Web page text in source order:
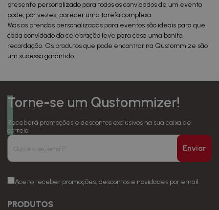
presente personalizado para todos os convidados de um evento
pode, por vezes, parecer uma tarefa complexa.
Mas as prendas personalizadas para eventos são ideais para que
cada convidado da celebração leve para casa uma bonita
recordação. Os produtos que pode encontrar na Qustommize são
um sucesso garantido.
Torne-se um Qustommizer!
Receberá promoções e descontos exclusivos na sua caixa de
correio.
Enviar
Aceito receber promoções, descontos e novidades por email.
PRODUTOS